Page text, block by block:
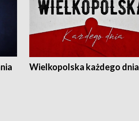
Wielkopolska każdego dnia